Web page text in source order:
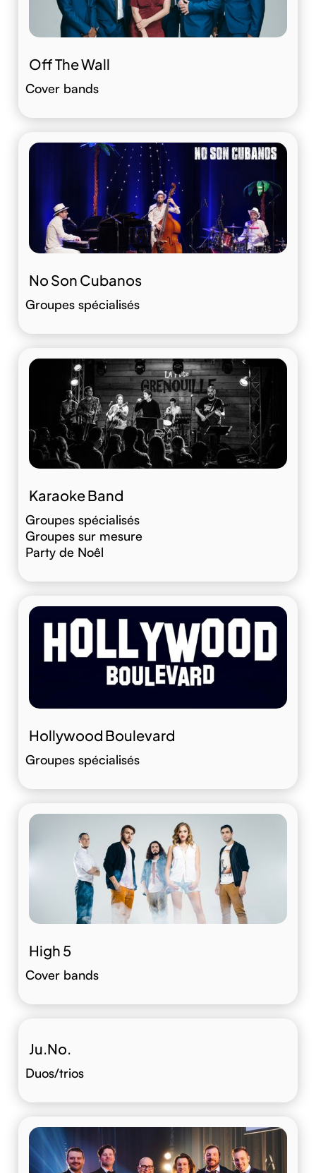
Off The Wall
Cover bands
No Son Cubanos
Groupes spécialisés
Karaoke Band
Groupes spécialisés
Groupes sur mesure
Party de Noêl
Hollywood Boulevard
Groupes spécialisés
High 5
Cover bands
Ju.No.
Duos/trios